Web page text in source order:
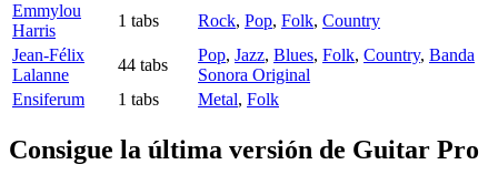
Emmylou
Harris
1 tabs Rock, Pop, Folk, Country
Jean-Félix
Lalanne
44 tabs
Pop, Jazz, Blues, Folk, Country, Banda
Sonora Original
Ensiferum
1 tabs Metal, Folk
Consigue la última versión de Guitar Pro